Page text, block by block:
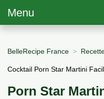
Menu
BelleRecipe France
Cocktail Porn Star Martini
Porn Star